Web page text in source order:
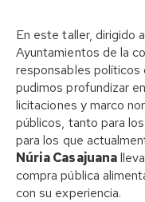
En este taller, dirigido
Ayuntamientos de la
responsables políticos
pudimos profundizar
licitaciones y marco
públicos, tanto para
para los que
Núria Casajuana
compra pública
con su experiencia.